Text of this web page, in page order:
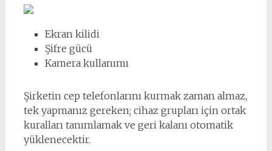
Ekran kilidi
Şifre gücü
Kamera kullanımı
Şirketin cep telefonlarını kurmak zaman almaz,
tek yapmanız gereken; cihaz grupları için ortak
kuralları tanımlamak ve geri kalanı otomatik
yüklenecektir.